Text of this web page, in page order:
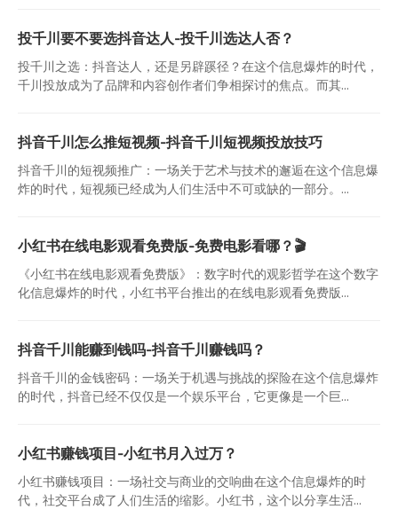
投千川要不要选抖音达人-投千川选达人否？
投千川之选：抖音达人，还是另辟蹊径？在这个信息爆炸的时代，
千川投放成为了品牌和内容创作者们争相探讨的焦点。而其...
抖音千川怎么推短视频-抖音千川短视频投放技巧
抖音千川的短视频推广：一场关于艺术与技术的邂逅在这个信息爆
炸的时代，短视频已经成为人们生活中不可或缺的一部分。...
小红书在线电影观看免费版-免费电影看哪？🎬
《小红书在线电影观看免费版》：数字时代的观影哲学在这个数字
化信息爆炸的时代，小红书平台推出的在线电影观看免费版...
抖音千川能赚到钱吗-抖音千川赚钱吗？
抖音千川的金钱密码：一场关于机遇与挑战的探险在这个信息爆炸
的时代，抖音已经不仅仅是一个娱乐平台，它更像是一个巨...
小红书赚钱项目-小红书月入过万？
小红书赚钱项目：一场社交与商业的交响曲在这个信息爆炸的时
代，社交平台成了人们生活的缩影。小红书，这个以分享生活...